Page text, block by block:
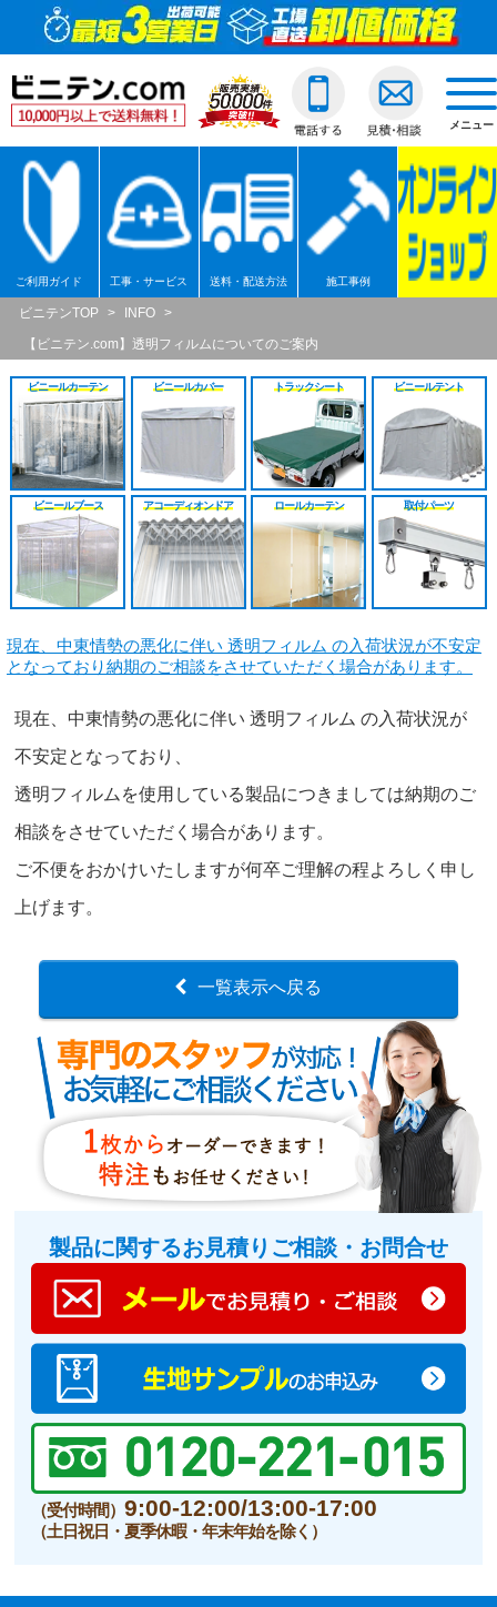
メニュー
ご利用ガイド 工事・サービス 送料・配送方法 施工事例
ビニテンTOP > INFO
>
【ビニテン.com】透明フィルムについてのご案内
ビニールカーテン ビニールカバー トラックシート ビニールテント
ビニールブース アコーディオンドア ロールカーテン 取付パーツ
現在、中東情勢の悪化に伴い 透明フィルム の入荷状況が不安定
となっており納期のご相談をさせていただく場合があります。
現在、中東情勢の悪化に伴い 透明フィルム の入荷状況が
不安定となっており、
透明フィルムを使用している製品につきましては納期のご
相談をさせていただく場合があります。
ご不便をおかけいたしますが何卒ご理解の程よろしく申し
上げます。
一覧表示へ戻る
製品に関するお見積りご相談・お問合せ
（受付時間）9:00-12:00/13:00-17:00
（土日祝日・夏季休暇・年末年始を除く）
ビニールカーテン 透明ビニールカーテン
糸入ビニールカーテン
ターポリンビニール
パワーシートビニー
ターポリンメッシュ
不燃ターポリンビニ
オプション加工一覧
戻る
ジャバラビニールカーテン
透明ジャバラビニー
糸入りジャバラビニ
ターポリンジャバラ
コンビネーションジ
不燃ターポリンジャ
のれんカーテン式
のれんカーテン式ビ
のれんカーテン可動
戻る
ロールスクリーン
透明ロールスクリーン
透明糸入りロールス
ターポリンロールス
不燃ターポリンロー
透明電動ロールスク
糸入透明電動ロール
屋外/野外用ロールス
戻る
アコーディオンドア
透明アコーディオン
糸入アコーディオン
ターポリンアコーデ
不燃ターポリンアコ
戻る
ネットカーテン網
ネットカーテン/網
戻る
大型カーテンレール
D30スチール製
D30アルミ製
D30ステンレス製
D30隙間シートレール
D40スチール製
D40アルミ製
XGレール
HGレール
ベンダーレール
その他部品関連
戻る
間仕切ポール
間仕切ポールスリム
間仕切ポール押さえ
間仕切ポールHGタイ
間仕切ポールXGタイ
間仕切ポールネット用
カバー
透明ビニールカバー
糸入りビニールカバー
合繊帆布ビニールカ
パワーシートビニー
ターポリンビニール
オプション加工
シート
透明ビニールシート
糸入りビニールシート
合繊帆布ビニールシ
パワーシートビニー
ターポリンビニール
オプション加工
原反カット販売
透明フィルム原反・
糸入フィルム原反・
ターポリン原反・カ
帯電防止ターポリン
ターポリンメッシュ
パワーシート原反・
溶接遮光シート原反
のれんカーテン原反
のれんカーテン可動
戻る
戻る
ご利用ガイド
他社との違い
ご注文の流れ
送料・配送方法
各種納期
返品・交換
お支払い方法
大口割引
無料見積り
施工工事見積り
パートナー募集
戻る